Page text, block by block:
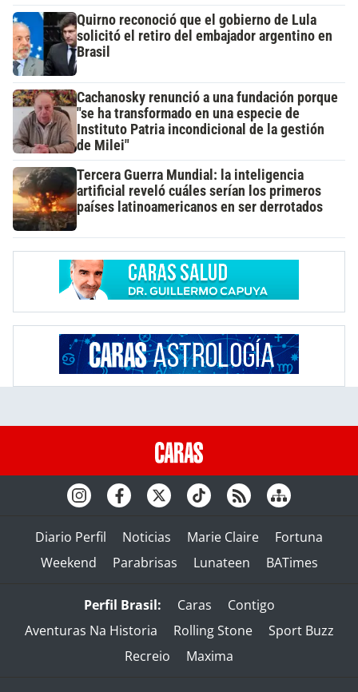
Quirno reconoció que el gobierno de Lula
solicitó el retiro del embajador argentino en
Brasil
Cachanosky renunció a una fundación porque
"se ha transformado en una especie de
Instituto Patria incondicional de la gestión
de Milei"
Tercera Guerra Mundial: la inteligencia
artificial reveló cuáles serían los primeros
países latinoamericanos en ser derrotados
Diario Perfil Noticias Marie Claire
Fortuna
Weekend
Parabrisas Lunateen BATimes
Perfil Brasil: Caras
Contigo
Aventuras Na Historia
Rolling Stone
Sport Buzz
Recreio
Maxima